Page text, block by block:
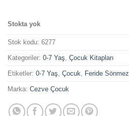
Stokta yok
Stok kodu: 6277
Kategoriler: 0-7 Yaş, Çocuk Kitapları
Etiketler: 0-7 Yaş, Çocuk, Feride Sönmez
Marka: Cezve Çocuk